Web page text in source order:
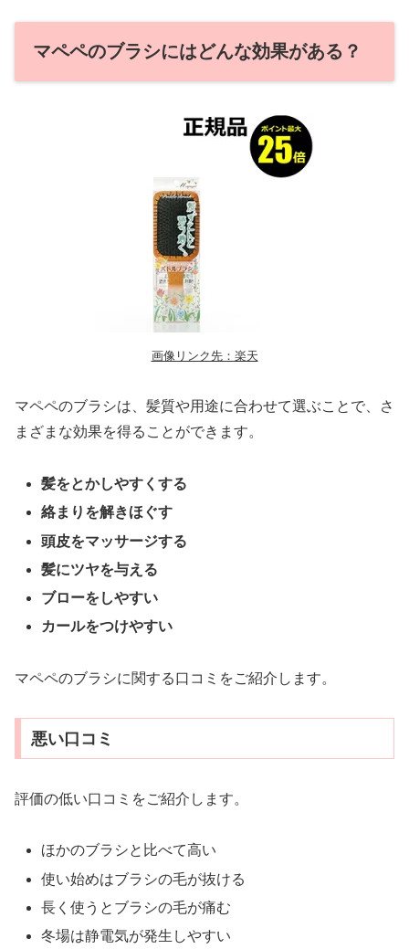
マペペのブラシにはどんな効果がある？
画像リンク先：楽天
マペペのブラシは、髪質や用途に合わせて選ぶことで、さ
まざまな効果を得ることができます。
髪をとかしやすくする
絡まりを解きほぐす
頭皮をマッサージする
髪にツヤを与える
ブローをしやすい
カールをつけやすい
マペペのブラシに関する口コミをご紹介します。
悪い口コミ
評価の低い口コミをご紹介します。
ほかのブラシと比べて高い
使い始めはブラシの毛が抜ける
長く使うとブラシの毛が痛む
冬場は静電気が発生しやすい